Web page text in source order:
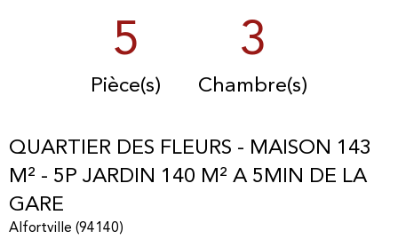
5
Pièce(s)
3
Chambre(s)
QUARTIER DES FLEURS - MAISON 143
M² - 5P JARDIN 140 M² A 5MIN DE LA
GARE
Alfortville (94140)